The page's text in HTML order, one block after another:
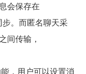
会保存在
。而匿名聊天采
间传输，
，用户可以设置消